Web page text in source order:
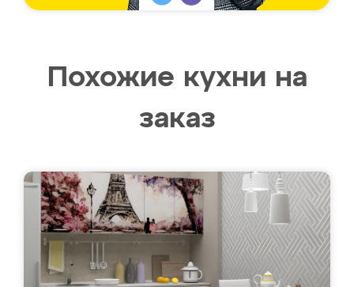
Похожие кухни на
заказ